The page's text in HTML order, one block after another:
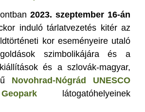
2023. szeptember 16-án
induló tárlatvezetés kitér az
kor eseményeire utaló
szimbolikájára és a
és a szlovák-magyar,
Novohrad-Nógrád UNESCO
látogatóhelyeinek